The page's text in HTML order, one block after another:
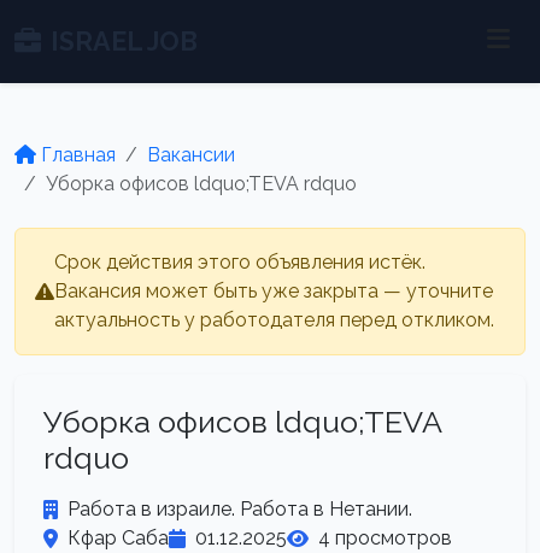
Главная
Вакансии
Уборка офисов ldquo;TEVA rdquo
Срок действия этого объявления истёк.
Вакансия может быть уже закрыта — уточните
актуальность у работодателя перед откликом.
Уборка офисов ldquo;TEVA
rdquo
Работа в израиле. Работа в Нетании.
Кфар Саба
01.12.2025 4 просмотров